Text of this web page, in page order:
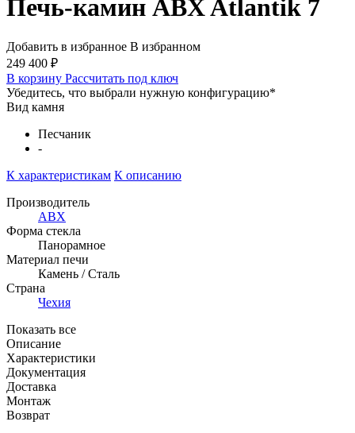
Печь-камин ABX Atlantik 7
Добавить в избранное В избранном
249 400 ₽
В корзину Рассчитать под ключ
Убедитесь, что выбрали нужную конфигурацию*
Вид камня
Песчаник
-
К характеристикам К описанию
Производитель
ABX
Форма стекла
Панорамное
Материал печи
Камень / Сталь
Страна
Чехия
Показать все
Описание
Характеристики
Документация
Доставка
Монтаж
Возврат